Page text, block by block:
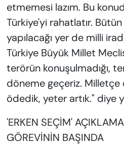
etmemesi lazım. Bu
Türkiye'yi rahatlatır.
yapılacağı yer de milli
Türkiye Büyük Millet
terörün konuşulmadığı,
döneme geçeriz.
ödedik, yeter artık." diye
'ERKEN SEÇİM'
GÖREVİNİN BAŞINDA